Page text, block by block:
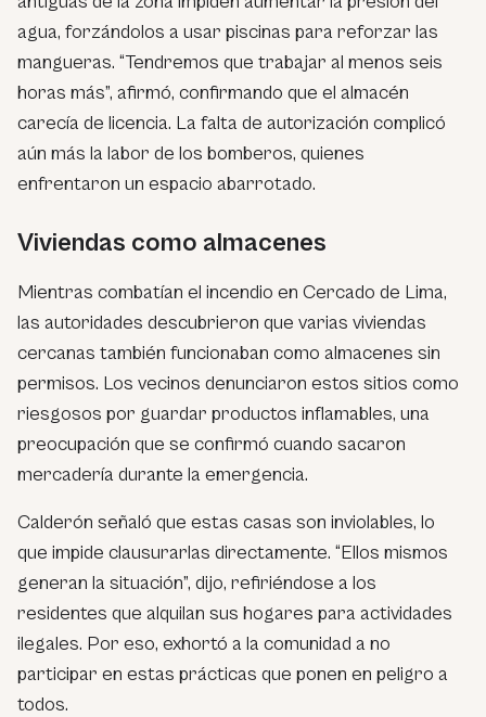
agua, forzándolos a usar piscinas para reforzar las
mangueras. “Tendremos que trabajar al menos seis
horas más”, afirmó, confirmando que el almacén
carecía de licencia. La falta de autorización complicó
aún más la labor de los bomberos, quienes
enfrentaron un espacio abarrotado.
Viviendas como almacenes
Mientras combatían el incendio en Cercado de Lima,
las autoridades descubrieron que varias viviendas
cercanas también funcionaban como almacenes sin
permisos. Los vecinos denunciaron estos sitios como
riesgosos por guardar productos inflamables, una
preocupación que se confirmó cuando sacaron
mercadería durante la emergencia.
Calderón señaló que estas casas son inviolables, lo
que impide clausurarlas directamente. “Ellos mismos
generan la situación”, dijo, refiriéndose a los
residentes que alquilan sus hogares para actividades
ilegales. Por eso, exhortó a la comunidad a no
participar en estas prácticas que ponen en peligro a
todos.